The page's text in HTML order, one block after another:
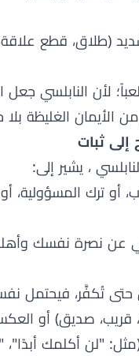
(طلاق، قطع
لأن النابلسي
الأيمان الغليظة
ثبات
، يشير إلى:
أو ترك
عن نصرة نفسك
تُكفَّر، فيحتمل
صديق) أو
"لن أكلمك أبدًا"،